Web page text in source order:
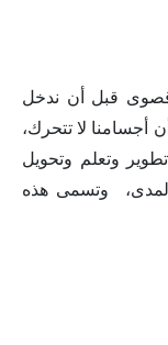
قصوى قبل أن ندخل
أجسامنا لا تتحرك،
وتعلم وتحويل
المدى، وتسمى هذه